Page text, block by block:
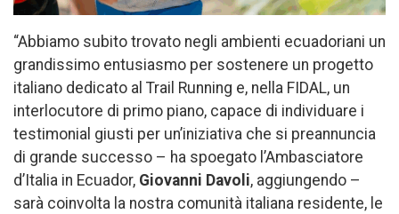
“Abbiamo subito trovato negli ambienti ecuadoriani un
grandissimo entusiasmo per sostenere un progetto
italiano dedicato al Trail Running e, nella FIDAL, un
interlocutore di primo piano, capace di individuare i
testimonial giusti per un’iniziativa che si preannuncia
di grande successo – ha spoegato l’Ambasciatore
d’Italia in Ecuador, Giovanni Davoli, aggiungendo –
sarà coinvolta la nostra comunità italiana residente, le